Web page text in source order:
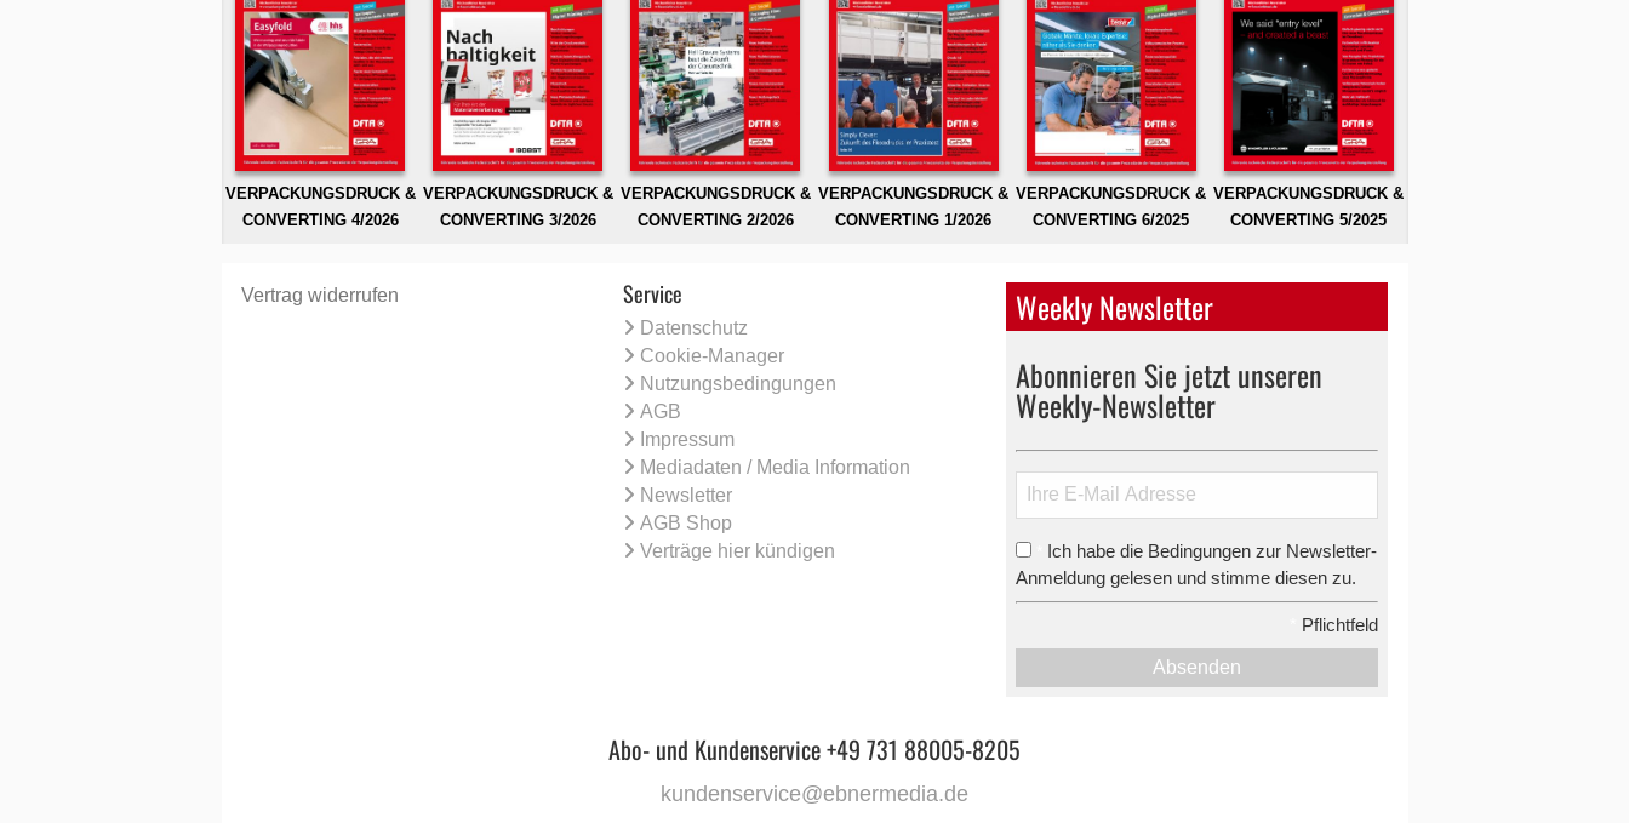
VERPACKUNGSDRUCK &
CONVERTING 4/2026
VERPACKUNGSDRUCK &
CONVERTING 3/2026
VERPACKUNGSDRUCK &
CONVERTING 2/2026
VERPACKUNGSDRUCK &
CONVERTING 1/2026
VERPACKUNGSDRUCK &
CONVERTING 6/2025
VERPACKUNGSDRUCK &
CONVERTING 5/2025
Vertrag widerrufen Service
Datenschutz
Cookie-Manager
Nutzungsbedingungen
AGB
Impressum
Mediadaten / Media Information
Newsletter
AGB Shop
Verträge hier kündigen
Weekly Newsletter
Abonnieren Sie jetzt unseren
Weekly-Newsletter
Ich habe die Bedingungen zur Newsletter-
Anmeldung gelesen und stimme diesen zu.
Pflichtfeld
Absenden
Abo- und Kundenservice +49 731 88005-8205
kundenservice@ebnermedia.de